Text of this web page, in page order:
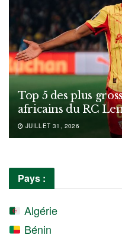
Top 5 des plus
africains du RC
JUILLET 31, 2026
Pays :
Algérie
Bénin